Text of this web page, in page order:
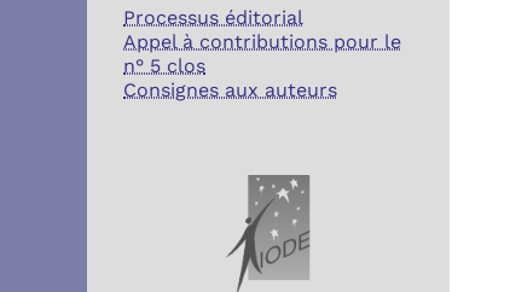
Processus éditorial
Appel à contributions pour le
n° 5 clos
Consignes aux auteurs
PARTENAIRES